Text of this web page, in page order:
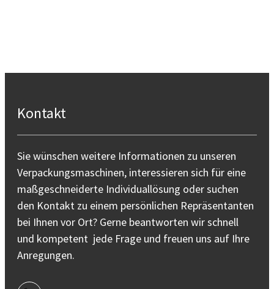
Kontakt
Sie wünschen weitere Informationen zu unseren
Verpackungsmaschinen, interessieren sich für eine
maßgeschneiderte Individuallösung oder suchen
den Kontakt zu einem persönlichen Repräsentanten
bei Ihnen vor Ort? Gerne beantworten wir schnell
und kompetent jede Frage und freuen uns auf Ihre
Anregungen.